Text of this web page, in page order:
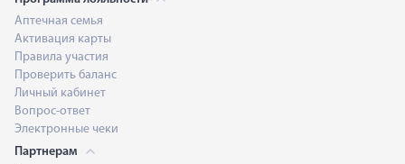
Аптечная семья
Активация карты
Правила участия
Проверить баланс
Личный кабинет
Вопрос-ответ
Электронные чеки
Партнерам